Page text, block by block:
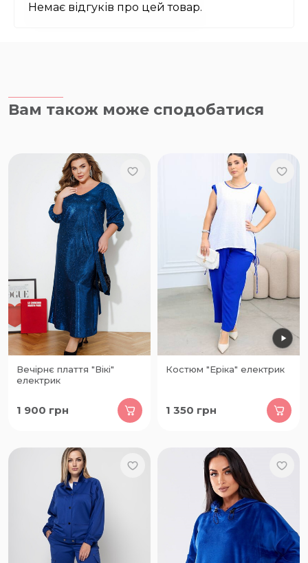
Немає відгуків про цей товар.
Вам також може сподобатися
Вечірнє плаття "Вікі"
електрик
1 900 грн
Костюм "Еріка" електрик
1 350 грн